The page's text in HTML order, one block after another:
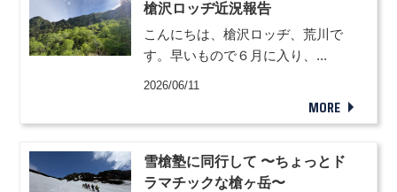
槍沢ロッヂ近況報告
こんにちは、槍沢ロッヂ、荒川で
す。早いもので６月に入り、...
2026/06/11
MORE
雪槍塾に同行して 〜ちょっとド
ラマチックな槍ヶ岳〜